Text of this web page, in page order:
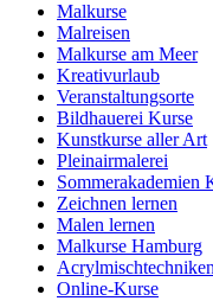
Malkurse
Malreisen
Malkurse am Meer
Kreativurlaub
Veranstaltungsorte
Bildhauerei Kurse
Kunstkurse aller Art
Pleinairmalerei
Sommerakademien
Zeichnen lernen
Malen lernen
Malkurse Hamburg
Acrylmischtechniken
Online-Kurse